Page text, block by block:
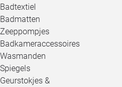
Badtextiel
Badmatten
Zeeppompjes
Badkameraccessoires
Wasmanden
Spiegels
Geurstokjes &